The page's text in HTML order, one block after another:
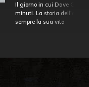
Il giorno in cui Dave
minuti. La storia
sempre la sua vita